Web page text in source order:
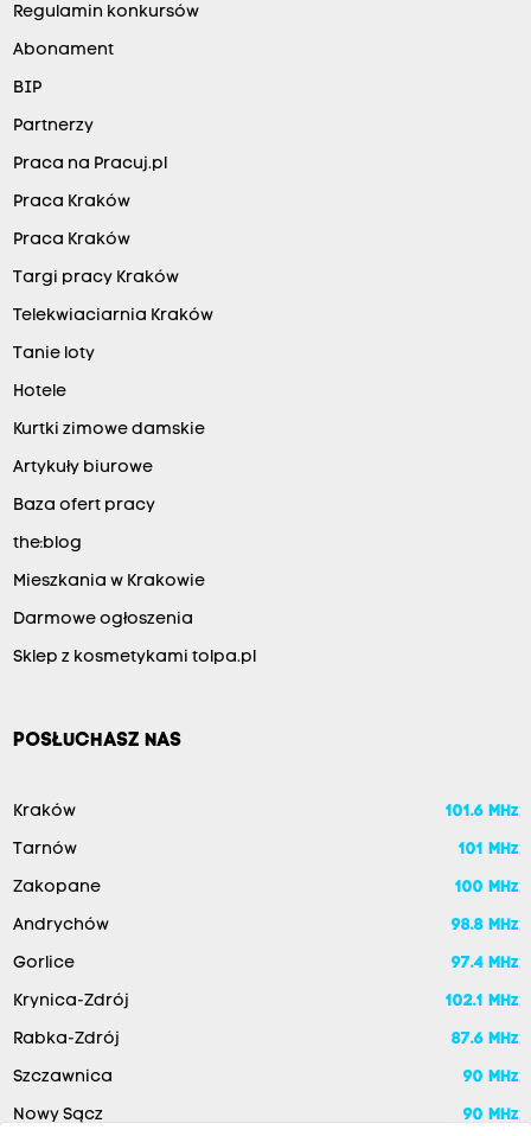
Regulamin konkursów
Abonament
BIP
Partnerzy
Praca na Pracuj.pl
Praca Kraków
Praca Kraków
Targi pracy Kraków
Telekwiaciarnia Kraków
Tanie loty
Hotele
Kurtki zimowe damskie
Artykuły biurowe
Baza ofert pracy
the:blog
Mieszkania w Krakowie
Darmowe ogłoszenia
Sklep z kosmetykami tolpa.pl
POSŁUCHASZ NAS
Kraków 101.6 MHz
Tarnów 101 MHz
Zakopane 100 MHz
Andrychów 98.8 MHz
Gorlice 97.4 MHz
Krynica-Zdrój 102.1 MHz
Rabka-Zdrój 87.6 MHz
Szczawnica 90 MHz
Nowy Sącz 90 MHz